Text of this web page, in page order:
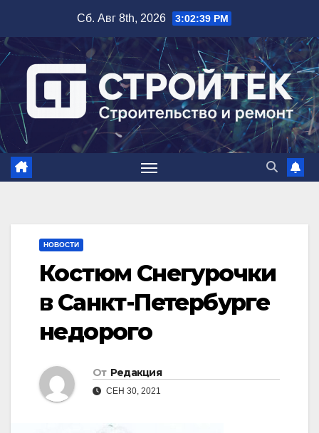
содержимому
Сб. Авг 8th, 2026 3:02:40 PM
НОВОСТИ
Костюм Снегурочки
в Санкт-Петербурге
недорого
От Редакция
СЕН 30, 2021